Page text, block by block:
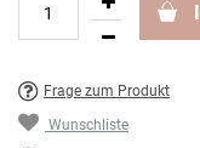
Frage zum Produkt
Wunschliste